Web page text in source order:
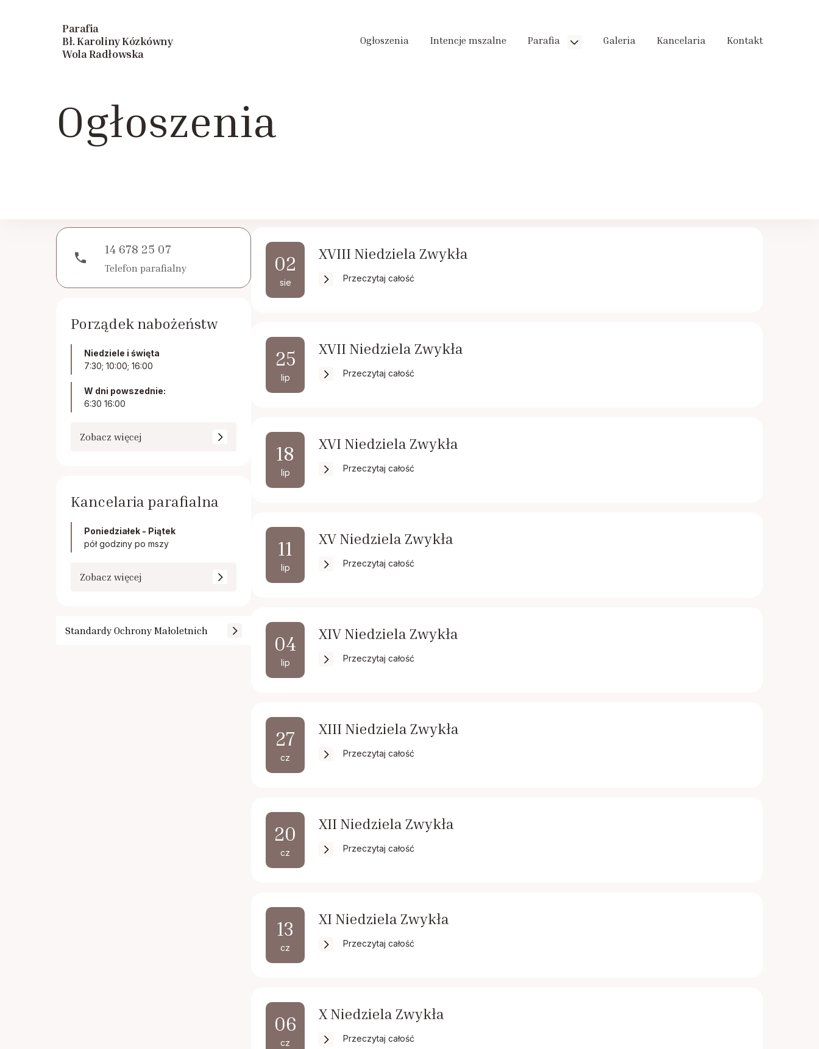
Parafia
Bł. Karoliny Kózkówny
Wola Radłowska
Ogłoszenia Intencje mszalne Parafia Galeria Kancelaria Kontakt
Ogłoszenia
phone
14 678 25 07
Telefon parafialny
Porządek nabożeństw
Niedziele i święta
7:30; 10:00; 16:00
W dni powszednie:
6:30 16:00
Zobacz więcej
Kancelaria parafialna
Poniedziałek - Piątek
pół godziny po mszy
Zobacz więcej
Standardy Ochrony Małoletnich
02
sie
XVIII Niedziela Zwykła
Przeczytaj całość
25
lip
XVII Niedziela Zwykła
Przeczytaj całość
18
lip
XVI Niedziela Zwykła
Przeczytaj całość
11
lip
XV Niedziela Zwykła
Przeczytaj całość
04
lip
XIV Niedziela Zwykła
Przeczytaj całość
27
cz
XIII Niedziela Zwykła
Przeczytaj całość
20
cz
XII Niedziela Zwykła
Przeczytaj całość
13
cz
XI Niedziela Zwykła
Przeczytaj całość
06
cz
X Niedziela Zwykła
Przeczytaj całość